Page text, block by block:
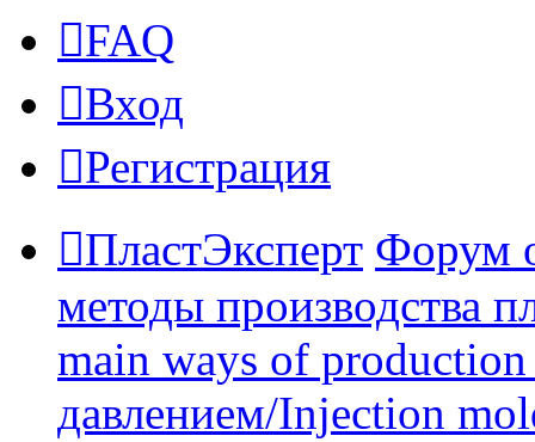
FAQ
Вход
Регистрация
ПластЭксперт Форум
методы производства
main ways of
давлением/Injection